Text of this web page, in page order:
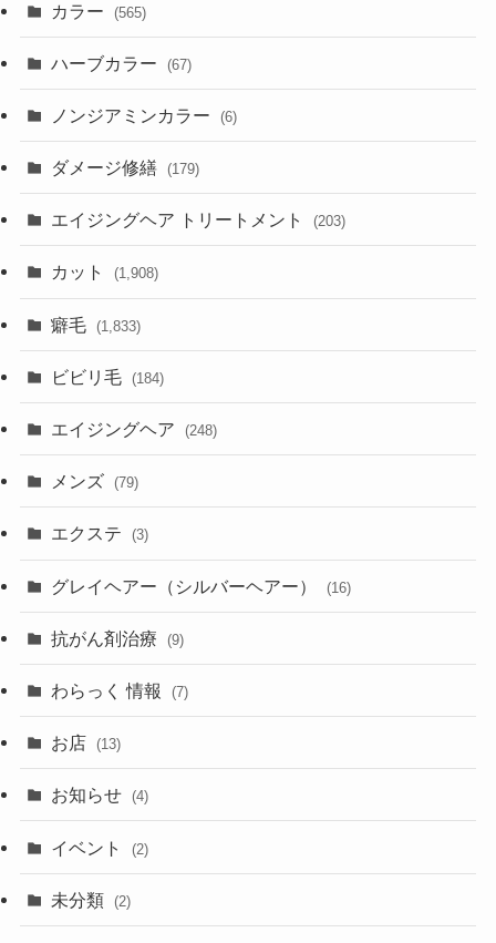
カラー (565)
ハーブカラー (67)
ノンジアミンカラー (6)
ダメージ修繕 (179)
エイジングヘア トリートメント (203)
カット (1,908)
癖毛 (1,833)
ビビリ毛 (184)
エイジングヘア (248)
メンズ (79)
エクステ (3)
グレイヘアー（シルバーヘアー） (16)
抗がん剤治療 (9)
わらっく 情報 (7)
お店 (13)
お知らせ (4)
イベント (2)
未分類 (2)